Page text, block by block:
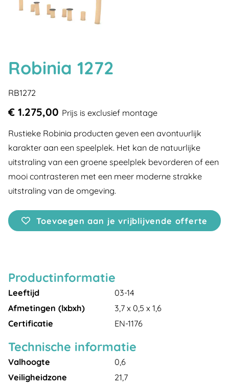
Robinia 1272
RB1272
€ 1.275,00 Prijs is exclusief montage
Rustieke Robinia producten geven een avontuurlijk
karakter aan een speelplek. Het kan de natuurlijke
uitstraling van een groene speelplek bevorderen of een
mooi contrasteren met een meer moderne strakke
uitstraling van de omgeving.
Toevoegen aan je vrijblijvende offerte
Productinformatie
Leeftijd
03-14
Afmetingen (lxbxh)
3,7 x 0,5 x 1,6
Certificatie
EN-1176
Technische informatie
Valhoogte
0,6
Veiligheidzone
21,7